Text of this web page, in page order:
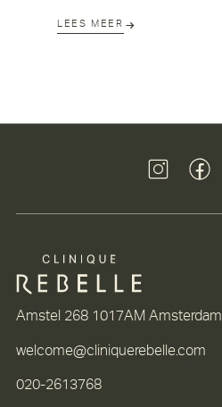
LEES MEER
Amstel 268 1017AM Amsterdam
welcome@cliniquerebelle.com
020-2613768